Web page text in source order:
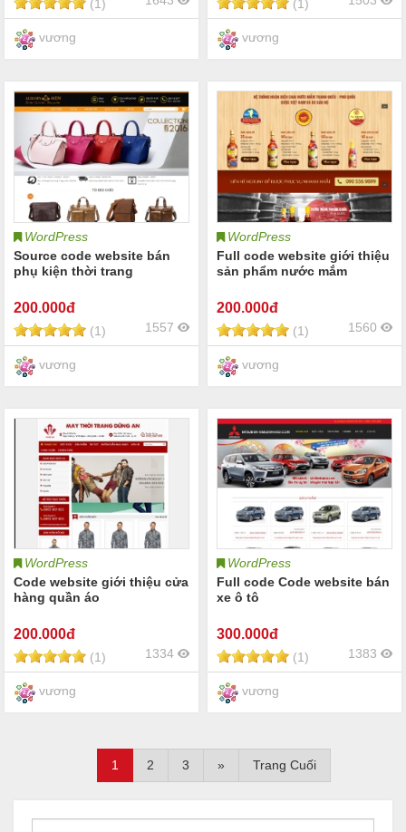
(1)
vương
(1)
vương
WordPress
Source code website bán
phụ kiện thời trang
200.000đ
(1) 1557
vương
WordPress
Full code website giới thiệu
sản phẩm nước mắm
200.000đ
(1) 1560
vương
WordPress
Code website giới thiệu cửa
hàng quần áo
200.000đ
(1) 1334
vương
WordPress
Full code Code website bán
xe ô tô
300.000đ
(1) 1383
vương
1 2 3 » Trang Cuối